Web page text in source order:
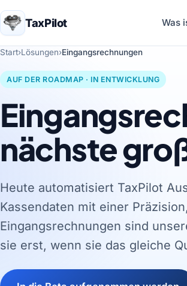
TaxPilot Was
Start›Lösungen›Eingangsrechnungen
AUF DER ROADMAP · IN ENTWICKLUNG
nächste
Heute automatisiert TaxPilot
Kassendaten mit einer
Eingangsrechnungen sind
sie erst, wenn sie das gleiche